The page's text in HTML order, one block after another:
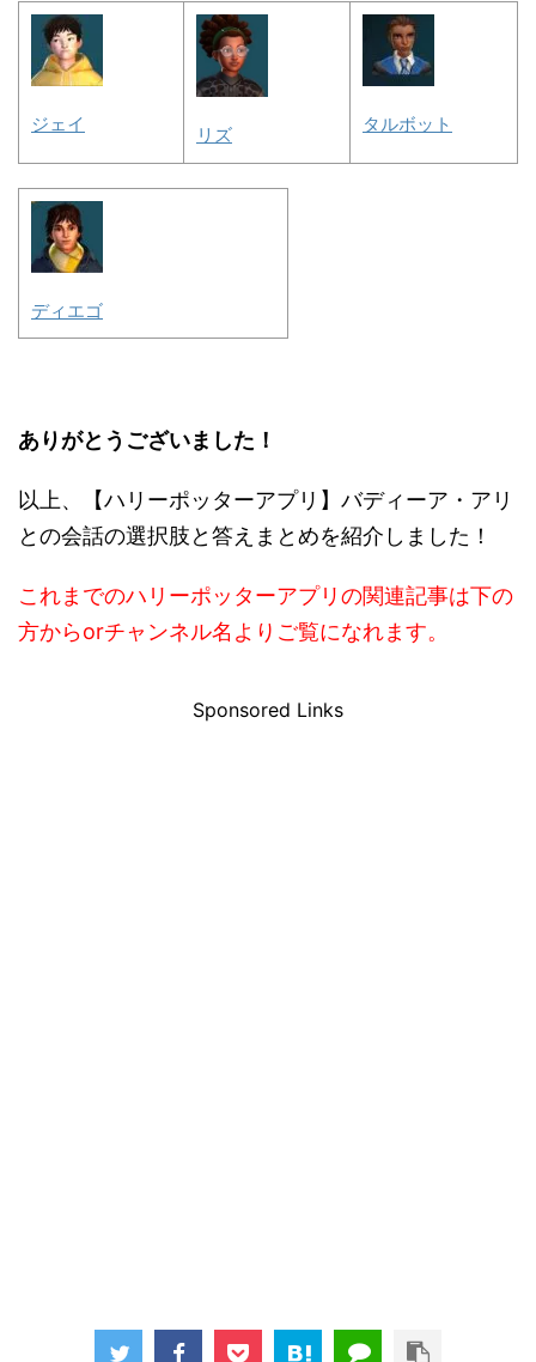
ジェイ
リズ
タルボット
ディエゴ
ありがとうございました！
以上、【ハリーポッターアプリ】バディーア・アリ
との会話の選択肢と答えまとめを紹介しました！
これまでのハリーポッターアプリの関連記事は下の
方からorチャンネル名よりご覧になれます。
Sponsored Links